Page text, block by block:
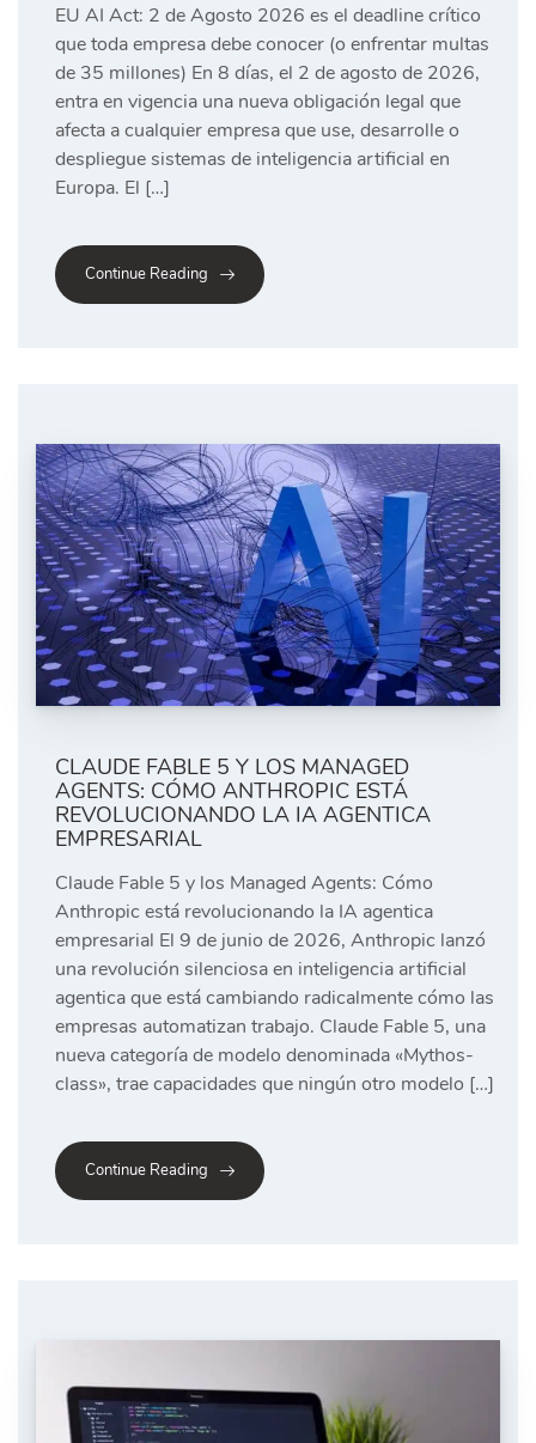
EU AI Act: 2 de Agosto 2026 es el deadline crítico
que toda empresa debe conocer (o enfrentar multas
de 35 millones) En 8 días, el 2 de agosto de 2026,
entra en vigencia una nueva obligación legal que
afecta a cualquier empresa que use, desarrolle o
despliegue sistemas de inteligencia artificial en
Europa. El […]
Continue Reading
CLAUDE FABLE 5 Y LOS MANAGED
AGENTS: CÓMO ANTHROPIC ESTÁ
REVOLUCIONANDO LA IA AGENTICA
EMPRESARIAL
Claude Fable 5 y los Managed Agents: Cómo
Anthropic está revolucionando la IA agentica
empresarial El 9 de junio de 2026, Anthropic lanzó
una revolución silenciosa en inteligencia artificial
agentica que está cambiando radicalmente cómo las
empresas automatizan trabajo. Claude Fable 5, una
nueva categoría de modelo denominada «Mythos-
class», trae capacidades que ningún otro modelo […]
Continue Reading